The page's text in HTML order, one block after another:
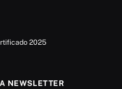
2025
NEWSLETTER